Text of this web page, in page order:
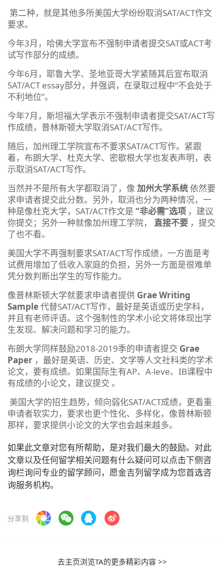
第二种，就是其他多所美国大学纷纷取消SAT/ACT作文
要求。
今年3月，哈佛大学宣布不强制申请者提交SAT或ACT考
试写作部分的成绩。
今年6月，耶鲁大学、圣地亚哥大学紧随其后宣布取消
SAT/ACT essay部分，并强调，在录取过程中“不会处于
不利地位”。
今年7月，斯坦福大学表示不强制申请者提交SAT/ACT写
作成绩，普林斯顿大学取消SAT/ACT写作。
随后，加州理工学院宣布不要求SAT/ACT写作。紧跟
着，布朗大学、杜克大学、密歇根大学也发表声明，表
示取消SAT/ACT写作。
当然并不是所有大学都取消了，像 加州大学系统依然要
求申请者提交此分数。另外，取消也分为两种情况，一
种是像杜克大学，SAT/ACT作文是 “非必需”选项 ，建议
你提交；另外一种就像加州理工学院， 直接不要 ，提交
了也不看。
美国大学不再强制要求SAT/ACT写作成绩，一方面是考
试费用增加了低收入家庭的负担，另外一方面是很难单
凭分数判断出学生的写作能力。
像普林斯顿大学就要求申请者提供 Grae Writing
Sample代替SAT/ACT写作，最好是英语或历史学科，
并且有老师评语。这个强制性的学术小论文将体现出学
生发现、解决问题和学习的能力。
布朗大学同样鼓励2018-2019季的申请者提交 Grae
Paper ，最好是英语、历史、文学等人文社科类的学术
论文，要有成绩。如果国际生有AP、A-leve、IB课程中
有成绩的小论文，建议提交 。
美国大学的招生趋势，倾向弱化SAT/ACT成绩，更看重
申请者软实力，要求也更个性化、多样化，像普林斯顿
那样，要求提供小论文的大学也会越来越多。
如果此文章对您有所帮助，是对我们最大的鼓励。对此
文章以及任何留学相关问题有什么疑问可以点击下侧咨
询栏询问专业的留学顾问，愿金吉列留学成为您首选咨
询服务机构。
分享到
去主页浏览TA的更多精彩内容 >>